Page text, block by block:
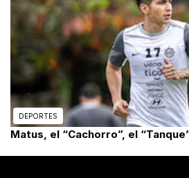
DEPORTES
Matus, el “Cachorro”, el